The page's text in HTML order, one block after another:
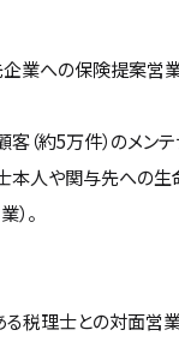
業への保険提案営
（約5万件）のメン
本人や関与先への
）。
る税理士との対面営